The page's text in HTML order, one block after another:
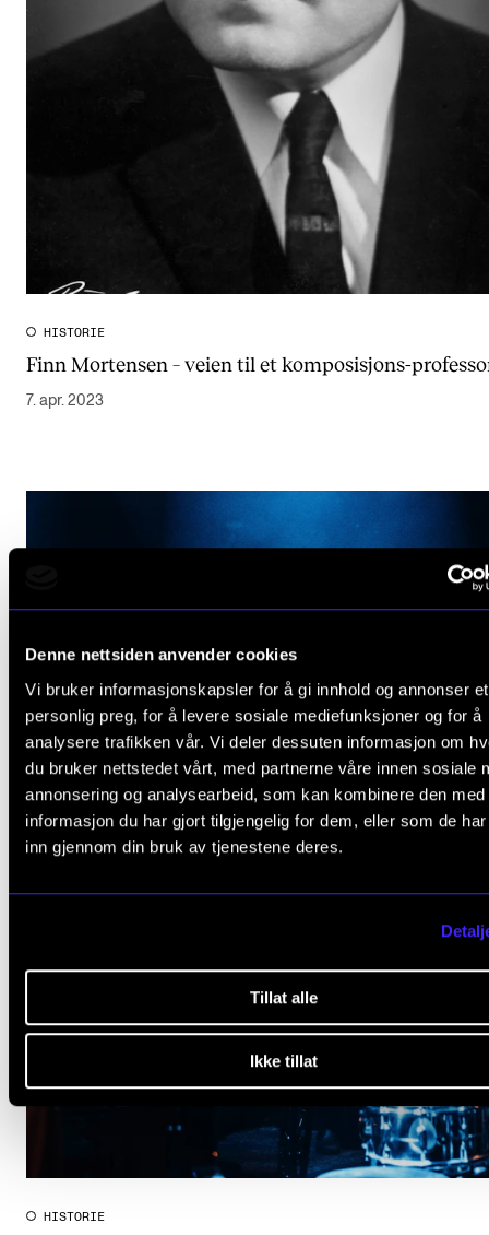
Denne nettsiden anvender cookies
Vi bruker informasjonskapsler for å gi innhold og annonser et
personlig preg, for å levere sosiale mediefunksjoner og for å
analysere trafikken vår. Vi deler dessuten informasjon om
du bruker nettstedet vårt, med partnerne våre innen sosiale
annonsering og analysearbeid, som kan kombinere den med
informasjon du har gjort tilgjengelig for dem, eller som de
inn gjennom din bruk av tjenestene deres.
Tillat alle
Ikke tillat
HISTORIE
Finn Mortensen – veien til et komposisjons-
7. apr. 2023
HISTORIE